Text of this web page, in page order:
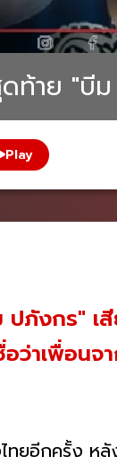
ท้าย "บี
Play
ภังกร" เ
ว่าเพื่อนจ
ทยอีกครั้ง หลั